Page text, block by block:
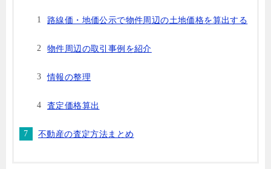
路線価・地価公示で物件周辺の土地価格を算出する
物件周辺の取引事例を紹介
情報の整理
査定価格算出
不動産の査定方法まとめ